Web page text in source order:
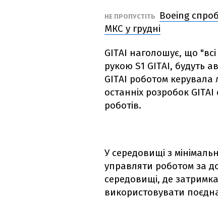
НЕ ПРОПУСТІТЬ
Boeing
МКС у грудні
GITAI наголошує, що
рукою S1 GITAI, будуть
GITAI роботом
останніх розробок
роботів.
У середовищі з
управляти роботом за
середовищі, де
використовувати